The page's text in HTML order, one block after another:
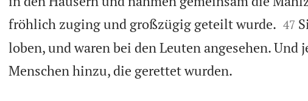
fröhlich zuging und großzügig geteilt wurde.
47
loben, und waren bei den Leuten angesehen. Und
Menschen hinzu, die gerettet wurden.